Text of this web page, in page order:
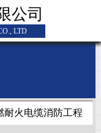
公司
LTD
耐火电缆消防工程